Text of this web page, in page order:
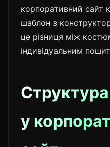
корпоративний сайт
шаблон з
це різниця між
індивідуальним
Структура
у